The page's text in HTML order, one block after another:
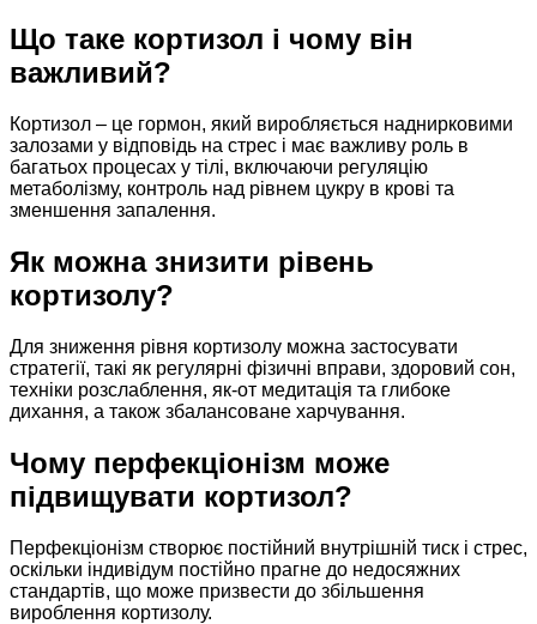
Що таке кортизол і чому він
важливий?
Кортизол – це гормон, який виробляється наднирковими
залозами у відповідь на стрес і має важливу роль в
багатьох процесах у тілі, включаючи регуляцію
метаболізму, контроль над рівнем цукру в крові та
зменшення запалення.
Як можна знизити рівень
кортизолу?
Для зниження рівня кортизолу можна застосувати
стратегії, такі як регулярні фізичні вправи, здоровий сон,
техніки розслаблення, як-от медитація та глибоке
дихання, а також збалансоване харчування.
Чому перфекціонізм може
підвищувати кортизол?
Перфекціонізм створює постійний внутрішній тиск і стрес,
оскільки індивідум постійно прагне до недосяжних
стандартів, що може призвести до збільшення
вироблення кортизолу.